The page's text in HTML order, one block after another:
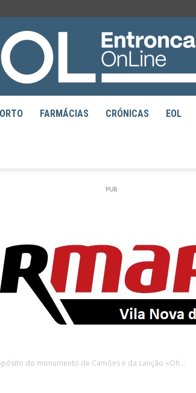
EntroncamentoOnline
FARMÁCIAS CRÓNICAS EOL
PUB
do monumento de Camões e da canção «Oh...